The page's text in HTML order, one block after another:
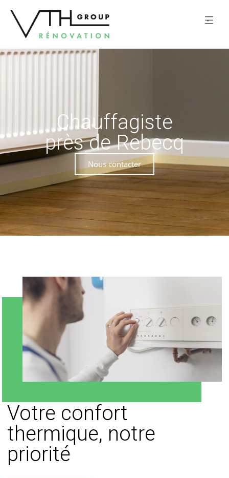
Chauffagiste
près de Rebecq
Nous contacter
Votre confort
thermique, notre
priorité